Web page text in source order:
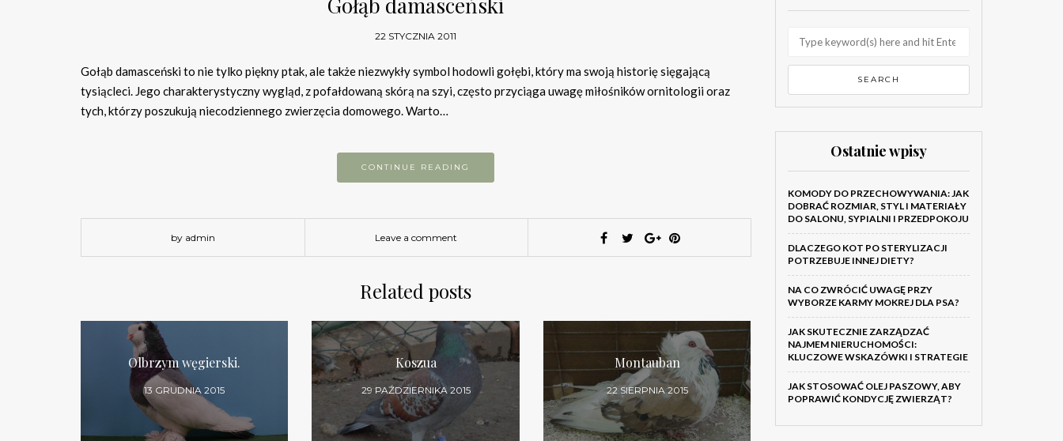
22 STYCZNIA 2011
Gołąb damasceński to nie tylko piękny ptak, ale także niezwykły symbol hodowli gołębi, który ma swoją historię sięgającą
tysiącleci. Jego charakterystyczny wygląd, z pofałdowaną skórą na szyi, często przyciąga uwagę miłośników ornitologii oraz
tych, którzy poszukują niecodziennego zwierzęcia domowego. Warto…
CONTINUE READING
by admin Leave a comment
Related posts
Olbrzym węgierski.
13 GRUDNIA 2015
Koszua
29 PAŹDZIERNIKA 2015
Montauban
22 SIERPNIA 2015
Ostatnie wpisy
KOMODY DO PRZECHOWYWANIA: JAK
DOBRAĆ ROZMIAR, STYL I MATERIAŁY
DO SALONU, SYPIALNI I PRZEDPOKOJU
DLACZEGO KOT PO STERYLIZACJI
POTRZEBUJE INNEJ DIETY?
NA CO ZWRÓCIĆ UWAGĘ PRZY
WYBORZE KARMY MOKREJ DLA PSA?
JAK SKUTECZNIE ZARZĄDZAĆ
NAJMEM NIERUCHOMOŚCI:
KLUCZOWE WSKAZÓWKI I STRATEGIE
JAK STOSOWAĆ OLEJ PASZOWY, ABY
POPRAWIĆ KONDYCJĘ ZWIERZĄT?